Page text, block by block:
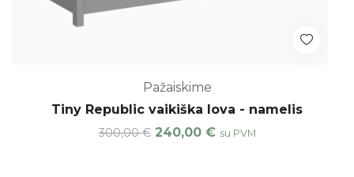
Pažaiskime
Tiny Republic vaikiška lova - namelis
300,00€ 240,00 € su PVM